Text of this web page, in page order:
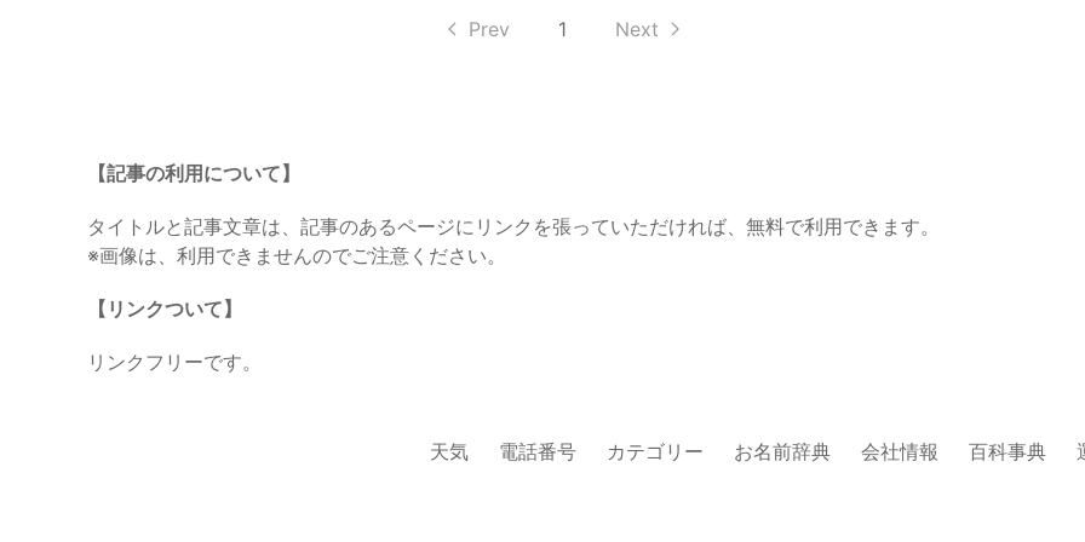
Prev 1 Next
【記事の利用について】
タイトルと記事文章は、記事のあるページにリンクを張っていただければ、無料で利用できます。
※画像は、利用できませんのでご注意ください。
【リンクついて】
リンクフリーです。
天気 電話番号 カテゴリー お名前辞典 会社情報 百科事典